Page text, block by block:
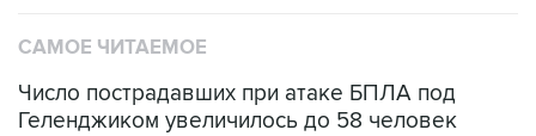
САМОЕ ЧИТАЕМОЕ
Число пострадавших при атаке БПЛА под
Геленджиком увеличилось до 58 человек